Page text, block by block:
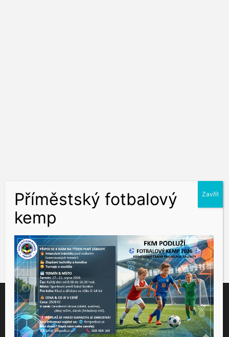
Tento web využívá soubory cookies ke správné funkčnosti a
analýze návštěvnosti. Souhlas k používání těchto dat nám
udělíte kliknutím na tlačítko "Přijmout".
Souhlas můžete odmítnoutzde